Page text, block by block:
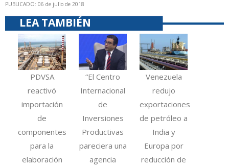
PUBLICADO: 06 de julio de 2018
LEA TAMBIÉN
PDVSA
reactivó
importación
de
componentes
para la
elaboración
“El Centro
Internacional
de
Inversiones
Productivas
pareciera una
agencia
Venezuela
redujo
exportaciones
de petróleo a
India y
Europa por
reducción de